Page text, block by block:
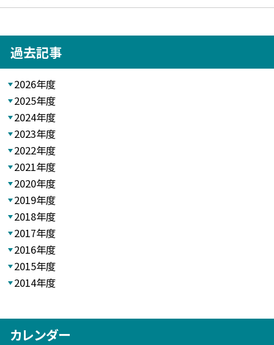
過去記事
2026年度
2025年度
2024年度
2023年度
2022年度
2021年度
2020年度
2019年度
2018年度
2017年度
2016年度
2015年度
2014年度
カレンダー